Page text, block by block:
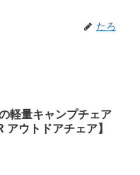
たろ
軽量キャンプチェア
アウトドアチェア】